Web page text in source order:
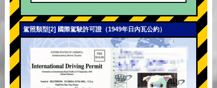
駕照類型[2] 國際駕駛許可證（1949年日內瓦公約）